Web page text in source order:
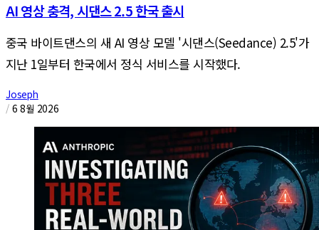
AI 영상 충격, 시댄스 2.5 한국 출시
중국 바이트댄스의 새 AI 영상 모델 '시댄스(Seedance) 2.5'가
지난 1일부터 한국에서 정식 서비스를 시작했다.
Joseph
/ 6 8월 2026